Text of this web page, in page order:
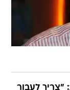
כנס אילת 2012: "צריך לעבור